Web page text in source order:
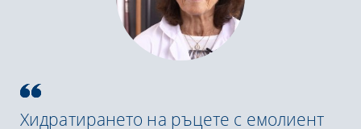
Хидратирането на ръцете с емолиент